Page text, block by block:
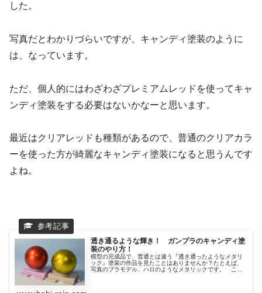
した。
写真だとわかりづらいですが、キャンディ塗装のように
は、なっています。
ただ、個人的にはわざわざプレミアムレッドを使ってキャ
ンディ塗装をする必要はないかなーと思います。
最近はクリアレッドも種類があるので、普通のクリアカラ
ーを使った方が綺麗なキャンディ塗装になると思うんです
よね。
透き通るような輝き！ ガンプラのキャンディ塗
装のやり方！
模型の完成品で、普通とは違う『透き通ったようなメタリ
ック』塗装の作品を見たことはありませんか？たとえば、
写真のプラモデル、ハロのようなメタリックです。 これ